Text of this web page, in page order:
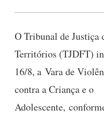
O Tribunal de Justiça
Territórios (TJDFT)
16/8, a Vara de
contra a Criança e o
Adolescente,